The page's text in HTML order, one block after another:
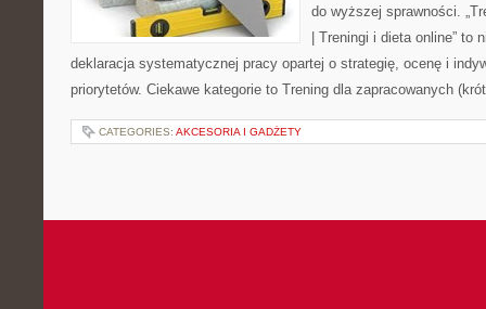
do wyższej sprawności.
| Treningi i dieta online” to
deklaracja systematycznej pracy opartej o strategię, ocenę i
priorytetów. Ciekawe kategorie to Trening dla zapracowanych
CATEGORIES: AKCESORIA I GADŻETY